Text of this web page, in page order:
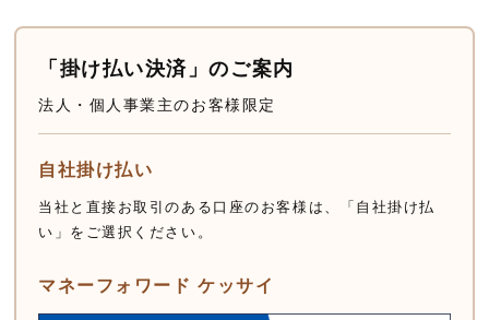
「掛け払い決済」のご案内
法人・個人事業主のお客様限定
自社掛け払い
当社と直接お取引のある口座のお客様は、「自社掛け払
い」をご選択ください。
マネーフォワード ケッサイ